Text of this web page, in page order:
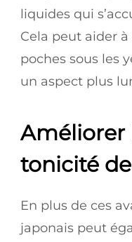
liquides qui
Cela peut aider
poches sous les
un aspect plus
Améliorer
tonicité
En plus de ces
japonais peut